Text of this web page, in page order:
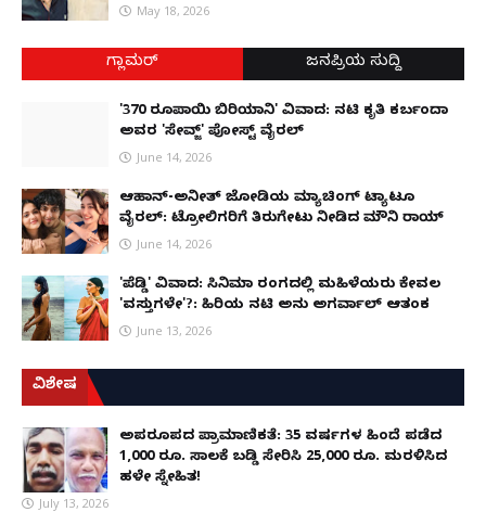
May 18, 2026
ಗ್ಲಾಮರ್ ಜನಪ್ರಿಯ ಸುದ್ದಿ
'370 ರೂಪಾಯಿ ಬಿರಿಯಾನಿ' ವಿವಾದ: ನಟಿ ಕೃತಿ ಕರ್ಬಂದಾ
ಅವರ 'ಸೇವ್ಜ್' ಪೋಸ್ಟ್ ವೈರಲ್
June 14, 2026
ಆಹಾನ್-ಅನೀತ್ ಜೋಡಿಯ ಮ್ಯಾಚಿಂಗ್ ಟ್ಯಾಟೂ
ವೈರಲ್: ಟ್ರೋಲಿಗರಿಗೆ ತಿರುಗೇಟು ನೀಡಿದ ಮೌನಿ ರಾಯ್
June 14, 2026
'ಪೆಡ್ಡಿ' ವಿವಾದ: ಸಿನಿಮಾ ರಂಗದಲ್ಲಿ ಮಹಿಳೆಯರು ಕೇವಲ
'ವಸ್ತುಗಳೇ'?: ಹಿರಿಯ ನಟಿ ಅನು ಅಗರ್ವಾಲ್ ಆತಂಕ
June 13, 2026
ವಿಶೇಷ
ಅಪರೂಪದ ಪ್ರಾಮಾಣಿಕತೆ: 35 ವರ್ಷಗಳ ಹಿಂದೆ ಪಡೆದ
1,000 ರೂ. ಸಾಲಕ್ಕೆ ಬಡ್ಡಿ ಸೇರಿಸಿ 25,000 ರೂ. ಮರಳಿಸಿದ
ಹಳೇ ಸ್ನೇಹಿತ!
July 13, 2026